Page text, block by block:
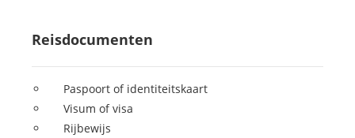
Reisdocumenten
Paspoort of identiteitskaart
Visum of visa
Rijbewijs